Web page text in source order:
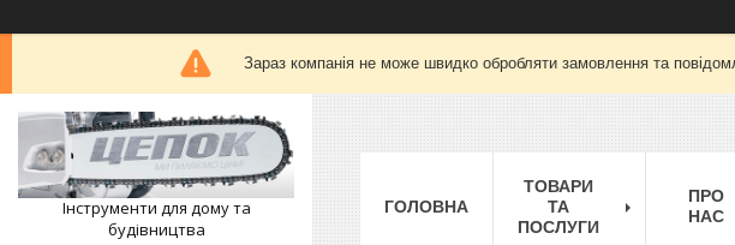
Зараз компанія не може швидко обробляти замовлення та
Інструменти для дому та
будівництва
ГОЛОВНА
ТОВАРИ
ТА
ПОСЛУГИ
ПРО
НАС